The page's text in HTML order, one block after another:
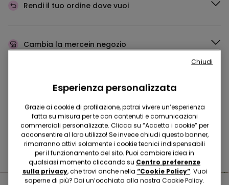
Rendi il tuo ordine dove vuoi
Cambia la mercein negozio
Programma FedeltàTEZENIS TALENT
Hai domande sulle misure di sicurezza nei nostri store?
Leggi le nostre FAQ
Esperienza personalizzata
Grazie ai cookie di profilazione, potrai vivere un’esperienza
fatta su misura per te con contenuti e comunicazioni
commerciali personalizzate. Clicca su “Accetta i cookie” per
acconsentire al loro utilizzo! Se invece chiudi questo banner,
rimarranno attivi solamente i cookie tecnici indispensabili
per il funzionamento del sito. Puoi cambiare idea in
qualsiasi momento cliccando su Centro preferenze
sulla privacy, che trovi anche nella “Cookie Policy”. Vuoi
saperne di più? Dai un’occhiata alla nostra Cookie Policy.
Chiudi